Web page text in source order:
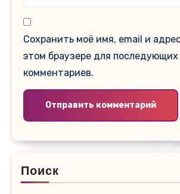
Сохранить моё имя, email и
этом браузере для
комментариев.
Поиск